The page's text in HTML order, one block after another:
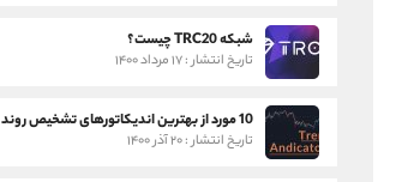
شبکه TRC20 چیست؟
تاریخ انتشار : ۱۷ مرداد ۱۴۰۰
10 مورد از بهترین اندیکاتورهای تشخیص روند
تاریخ انتشار : ۲۰ آذر ۱۴۰۰